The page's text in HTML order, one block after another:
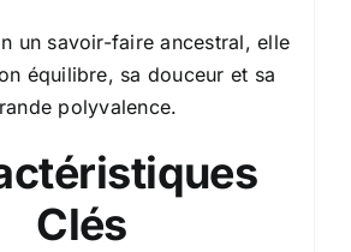
un savoir-faire ancestral, elle
équilibre, sa douceur et sa
polyvalence.
Clés